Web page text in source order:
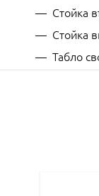
Стойка
Стойка
Табло